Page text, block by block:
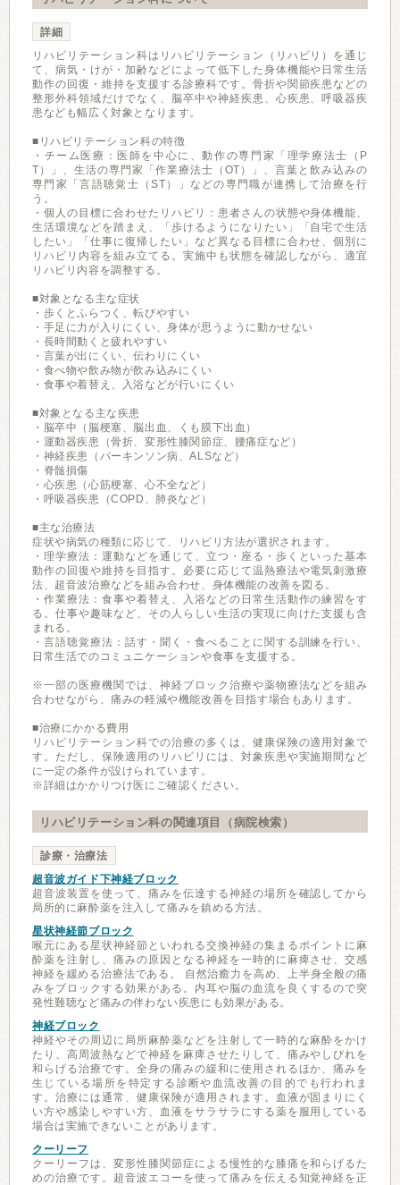
詳細
リハビリテーション科はリハビリテーション（リハビリ）を通じ
て、病気・けが・加齢などによって低下した身体機能や日常生活
動作の回復・維持を支援する診療科です。骨折や関節疾患などの
整形外科領域だけでなく、脳卒中や神経疾患、心疾患、呼吸器疾
患なども幅広く対象となります。
■リハビリテーション科の特徴
・チーム医療：医師を中心に、動作の専門家「理学療法士（P
T）」、生活の専門家「作業療法士（OT）」、言葉と飲み込みの
専門家「言語聴覚士（ST）」などの専門職が連携して治療を行
う。
・個人の目標に合わせたリハビリ：患者さんの状態や身体機能、
生活環境などを踏まえ、「歩けるようになりたい」「自宅で生活
したい」「仕事に復帰したい」など異なる目標に合わせ、個別に
リハビリ内容を組み立てる。実施中も状態を確認しながら、適宜
リハビリ内容を調整する。
■対象となる主な症状
・歩くとふらつく、転びやすい
・手足に力が入りにくい、身体が思うように動かせない
・長時間動くと疲れやすい
・言葉が出にくい、伝わりにくい
・食べ物や飲み物が飲み込みにくい
・食事や着替え、入浴などが行いにくい
■対象となる主な疾患
・脳卒中（脳梗塞、脳出血、くも膜下出血）
・運動器疾患（骨折、変形性膝関節症、腰痛症など）
・神経疾患（パーキンソン病、ALSなど）
・脊髄損傷
・心疾患（心筋梗塞、心不全など）
・呼吸器疾患（COPD、肺炎など）
■主な治療法
症状や病気の種類に応じて、リハビリ方法が選択されます。
・理学療法：運動などを通じて、立つ・座る・歩くといった基本
動作の回復や維持を目指す。必要に応じて温熱療法や電気刺激療
法、超音波治療などを組み合わせ、身体機能の改善を図る。
・作業療法：食事や着替え、入浴などの日常生活動作の練習をす
る。仕事や趣味など、その人らしい生活の実現に向けた支援も含
まれる。
・言語聴覚療法：話す・聞く・食べることに関する訓練を行い、
日常生活でのコミュニケーションや食事を支援する。
※一部の医療機関では、神経ブロック治療や薬物療法などを組み
合わせながら、痛みの軽減や機能改善を目指す場合もあります。
■治療にかかる費用
リハビリテーション科での治療の多くは、健康保険の適用対象で
す。ただし、保険適用のリハビリには、対象疾患や実施期間など
に一定の条件が設けられています。
※詳細はかかりつけ医にご確認ください。
リハビリテーション科の関連項目（病院検索）
診療・治療法
超音波ガイド下神経ブロック
超音波装置を使って、痛みを伝達する神経の場所を確認してから
局所的に麻酔薬を注入して痛みを鎮める方法。
星状神経節ブロック
喉元にある星状神経節といわれる交換神経の集まるポイントに麻
酔薬を注射し、痛みの原因となる神経を一時的に麻痺させ、交感
神経を緩める治療法である。 自然治癒力を高め、上半身全般の痛
みをブロックする効果がある。内耳や脳の血流を良くするので突
発性難聴など痛みの伴わない疾患にも効果がある。
神経ブロック
神経やその周辺に局所麻酔薬などを注射して一時的な麻酔をかけ
たり、高周波熱などで神経を麻痺させたりして、痛みやしびれを
和らげる治療です。全身の痛みの緩和に使用されるほか、痛みを
生じている場所を特定する診断や血流改善の目的でも行われま
す。治療には通常、健康保険が適用されます。血液が固まりにく
い方や感染しやすい方、血液をサラサラにする薬を服用している
場合は実施できないことがあります。
クーリーフ
クーリーフは、変形性膝関節症による慢性的な膝痛を和らげるた
めの治療です。超音波エコーを使って痛みを伝える知覚神経を正